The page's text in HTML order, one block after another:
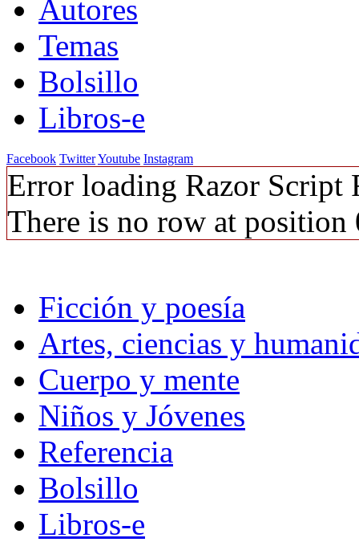
Autores
Temas
Bolsillo
Libros-e
Facebook TwitterYoutube Instagram
Error loading Razor Script
There is no row at position
Ficción y poesía
Artes, ciencias y
Cuerpo y mente
Niños y Jóvenes
Referencia
Bolsillo
Libros-e